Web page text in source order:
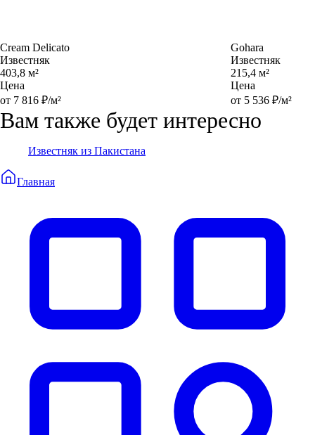
Cream Delicato
Известняк
403,8 м²
Цена
от 7 816 ₽/м²
Gohara
Известняк
215,4 м²
Цена
от 5 536 ₽/м²
Вам также будет интересно
Известняк из Пакистана
Главная